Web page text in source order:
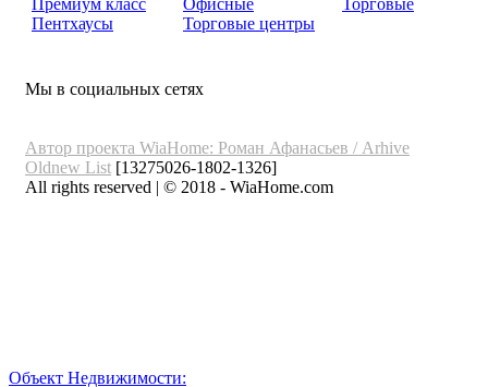
Пентхаусы
Торговые центры
Мы в социальных сетях
Автор проекта WiaHome: Роман Афанасьев / Arhive
Oldnew List [13275026-1802-1326]
All rights reserved | © 2018 - WiaHome.com
Объект Недвижимости: